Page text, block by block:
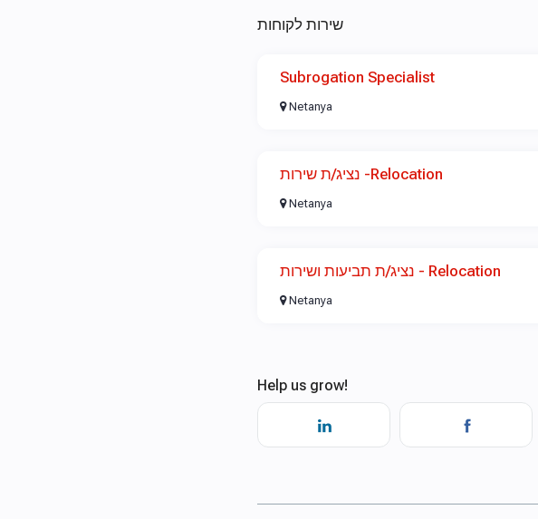
שירות לקוחות
Subrogation Specialist
Netanya
נציג/ת שירות -Relocation
Netanya
נציג/ת תביעות ושירות - Relocation
Netanya